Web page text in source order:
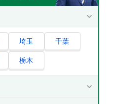
埼玉 千葉
栃木